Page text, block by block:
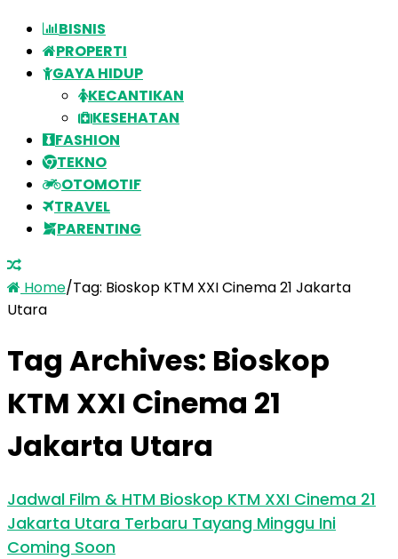
BISNIS
PROPERTI
GAYA HIDUP
KECANTIKAN
KESEHATAN
FASHION
TEKNO
OTOMOTIF
TRAVEL
PARENTING
Home/Tag: Bioskop KTM XXI Cinema 21 Jakarta
Utara
Tag Archives: Bioskop
KTM XXI Cinema 21
Jakarta Utara
Jadwal Film & HTM Bioskop KTM XXI Cinema 21
Jakarta Utara Terbaru Tayang Minggu Ini
Coming Soon